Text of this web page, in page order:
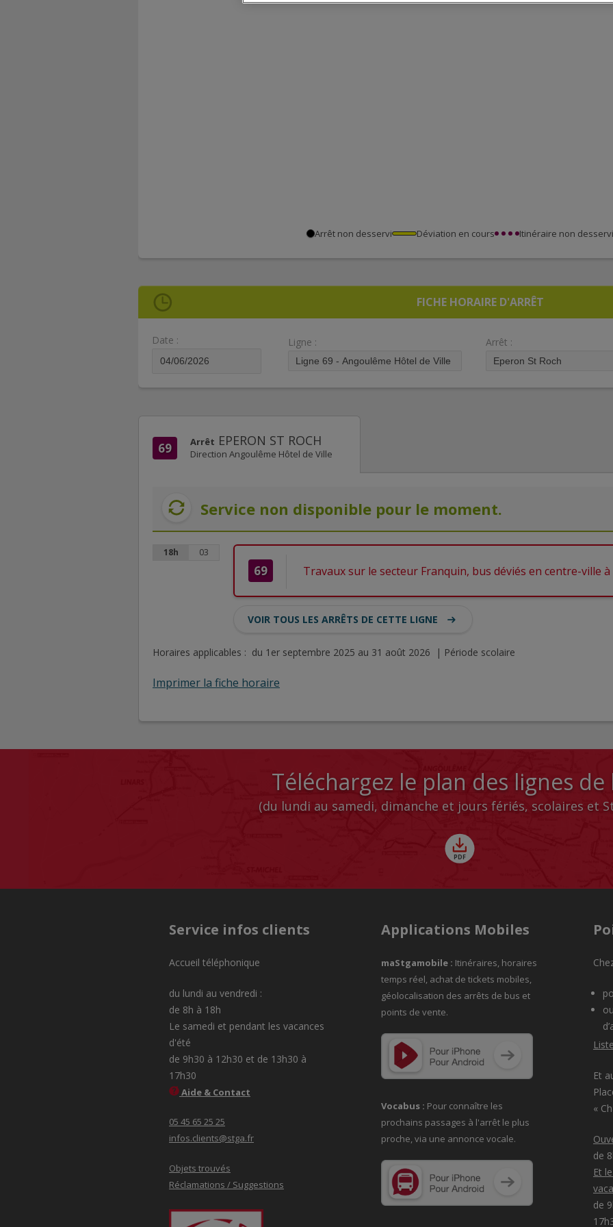
Arrêt non desservi Déviation en cours Itinéraire non desservi
FICHE HORAIRE D'ARRÊT
Date : Ligne : Arrêt :
69 Arrêt EPERON ST ROCH
Direction Angoulême Hôtel de Ville
Service non disponible pour le moment.
18h 03
69 Travaux sur le secteur Franquin, bus déviés en centre-ville
VOIR TOUS LES ARRÊTS DE CETTE LIGNE
Horaires applicables : du 1er septembre 2025 au 31 août 2026 | Période scolaire
Imprimer la fiche horaire
Téléchargez le plan des lignes de
(du lundi au samedi, dimanche et jours fériés, scolaires et
Service infos clients
Accueil téléphonique
du lundi au vendredi :
de 8h à 18h
Le samedi et pendant les vacances
d'été
de 9h30 à 12h30 et de 13h30 à
17h30
Aide & Contact
05 45 65 25 25
infos.clients@stga.fr
Objets trouvés
Réclamations / Suggestions
Applications Mobiles
maStgamobile : Itinéraires, horaires
temps réel, achat de tickets mobiles,
géolocalisation des arrêts de bus et
points de vente.
Vocabus : Pour connaître les
prochains passages à l'arrêt le plus
proche, via une annonce vocale.
Et
«
de
Et
de